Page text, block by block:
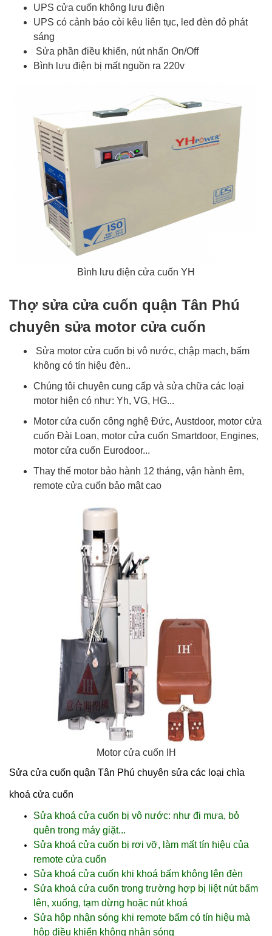
UPS cửa cuốn không lưu điện
UPS có cảnh báo còi kêu liên tục, led đèn đỏ phát
sáng
Sửa phần điều khiển, nút nhấn On/Off
Bình lưu điện bị mất nguồn ra 220v
Bình lưu điện cửa cuốn YH
Thợ sửa cửa cuốn quận Tân Phú
chuyên sửa motor cửa cuốn
Sửa motor cửa cuốn bị vô nước, chập mạch, bấm
không có tín hiệu đèn..
Chúng tôi chuyên cung cấp và sửa chữa các loại
motor hiện có như: Yh, VG, HG...
Motor cửa cuốn công nghệ Đức, Austdoor, motor cửa
cuốn Đài Loan, motor cửa cuốn Smartdoor, Engines,
motor cửa cuốn Eurodoor...
Thay thế motor bảo hành 12 tháng, vận hành êm,
remote cửa cuốn bảo mật cao
Motor cửa cuốn IH
Sửa cửa cuốn quận Tân Phú chuyên sửa các loại chìa
khoá cửa cuốn
Sửa khoá cửa cuốn bị vô nước: như đi mưa, bỏ
quên trong máy giặt...
Sửa khoá cửa cuốn bị rơi vỡ, làm mất tín hiệu của
remote cửa cuốn
Sửa khoá cửa cuốn khi khoá bấm không lên đèn
Sửa khoá cửa cuốn trong trường hợp bị liệt nút bấm
lên, xuống, tạm dừng hoặc nút khoá
Sửa hộp nhận sóng khi remote bấm có tín hiệu mà
hộp điều khiển không nhận sóng